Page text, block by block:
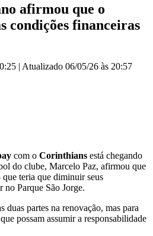
afirmou que o
condições financeiras
| Atualizado 06/05/26 às 20:57
com o Corinthians está chegando
do clube, Marcelo Paz, afirmou que
teria que diminuir seus
no Parque São Jorge.
duas partes na renovação, mas para
que possam assumir a responsabilidade